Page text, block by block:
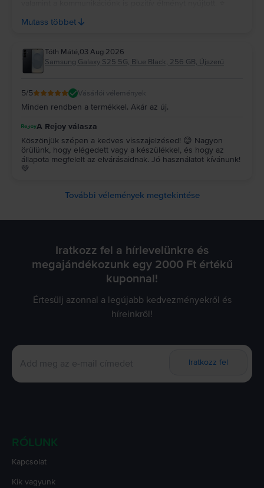
jövőben is minket választasz! 💚
Mutass többet
Tóth Máté,03 Aug 2026
Samsung Galaxy S25 5G, Blue Black, 256 GB, Újszerű
5/5 Vásárlói vélemények
Minden rendben a termékkel. Akár az új.
A Rejoy válasza
Köszönjük szépen a kedves visszajelzésed! 😊 Nagyon
örülünk, hogy elégedett vagy a készülékkel, és hogy az
állapota megfelelt az elvárásaidnak. Jó használatot kívánunk!
💚
További vélemények megtekintése
Iratkozz fel a hírlevelünkre és
megajándékozunk egy 2000 Ft értékű
kuponnal!
Értesülj azonnal a legújabb kedvezményekről és
híreinkről!
Iratkozz fel
RÓLUNK
Kapcsolat
Kik vagyunk